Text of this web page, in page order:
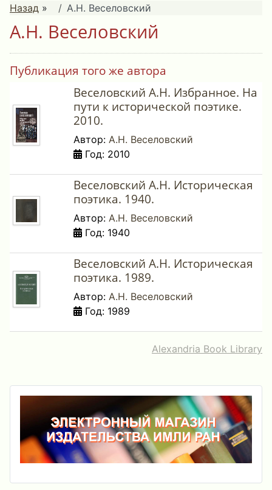
Назад » А.Н. Веселовский
А.Н. Веселовский
Публикация того же автора
Веселовский А.Н. Избранное. На
пути к исторической поэтике.
2010.
Автор: А.Н. Веселовский
Год: 2010
Веселовский А.Н. Историческая
поэтика. 1940.
Автор: А.Н. Веселовский
Год: 1940
Веселовский А.Н. Историческая
поэтика. 1989.
Автор: А.Н. Веселовский
Год: 1989
Alexandria Book Library